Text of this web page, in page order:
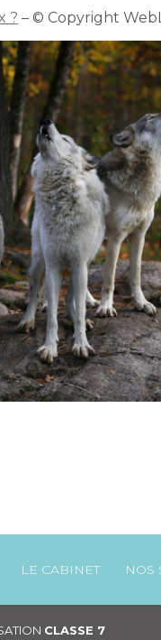
? – © Copyright
Footer
LE CABINET NOS
CLASSE 7